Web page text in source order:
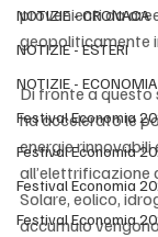
NOTIZIE - CRONACA
NOTIZIE - ESTERI
NOTIZIE - ECONOMIA
Festival Economia
Festival Economia
Festival Economia
Festival Economia
provenienti da
geopoliticamente
Di fronte a questo
ha accelerato le
energie rinnovabili
all’elettrificazione
Solare, eolico,
accumulo